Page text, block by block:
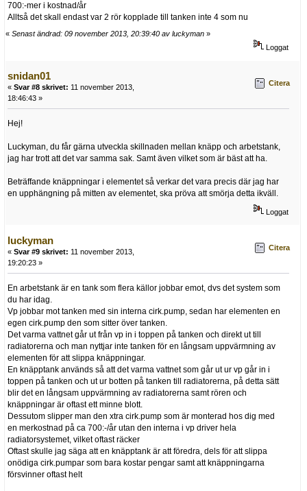
700:-mer i kostnad/år
Alltså det skall endast var 2 rör kopplade till tanken inte 4 som nu
« Senast ändrad: 09 november 2013, 20:39:40 av luckyman »
Loggat
snidan01
« Svar #8 skrivet: 11 november 2013,
18:46:43 »
Citera
Hej!
Luckyman, du får gärna utveckla skillnaden mellan knäpp och arbetstank,
jag har trott att det var samma sak. Samt även vilket som är bäst att ha.
Beträffande knäppningar i elementet så verkar det vara precis där jag har
en upphängning på mitten av elementet, ska pröva att smörja detta ikväll.
Loggat
luckyman
« Svar #9 skrivet: 11 november 2013,
19:20:23 »
Citera
En arbetstank är en tank som flera källor jobbar emot, dvs det system som
du har idag.
Vp jobbar mot tanken med sin interna cirk.pump, sedan har elementen en
egen cirk.pump den som sitter över tanken.
Det varma vattnet går ut från vp in i toppen på tanken och direkt ut till
radiatorerna och man nyttjar inte tanken för en långsam uppvärmning av
elementen för att slippa knäppningar.
En knäpptank används så att det varma vattnet som går ut ur vp går in i
toppen på tanken och ut ur botten på tanken till radiatorerna, på detta sätt
blir det en långsam uppvärmning av radiatorerna samt rören och
knäppningar är oftast ett minne blott.
Dessutom slipper man den xtra cirk.pump som är monterad hos dig med
en merkostnad på ca 700:-/år utan den interna i vp driver hela
radiatorsystemet, vilket oftast räcker
Oftast skulle jag säga att en knäpptank är att föredra, dels för att slippa
onödiga cirk.pumpar som bara kostar pengar samt att knäppningarna
försvinner oftast helt